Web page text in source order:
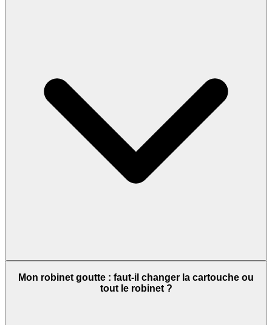
Mon robinet goutte : faut-il changer la cartouche ou
tout le robinet ?